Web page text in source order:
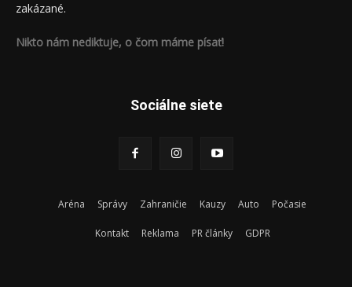
zakázané.
Nikto nám nediktuje, o čom máme písať!
Sociálne siete
Aréna Správy Zahraničie Kauzy Auto Počasie
Kontakt Reklama PR články GDPR